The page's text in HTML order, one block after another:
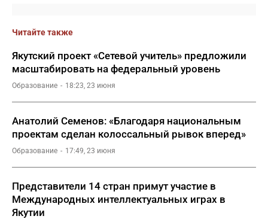
Читайте также
Якутский проект «Сетевой учитель» предложили
масштабировать на федеральный уровень
Образование 18:23, 23 июня
Анатолий Семенов: «Благодаря национальным
проектам сделан колоссальный рывок вперед»
Образование 17:49, 23 июня
Представители 14 стран примут участие в
Международных интеллектуальных играх в
Якутии